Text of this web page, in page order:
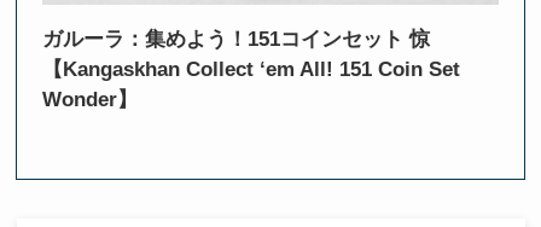
ガルーラ：集めよう！151コインセット 惊
【Kangaskhan Collect ‘em All! 151 Coin Set
Wonder】